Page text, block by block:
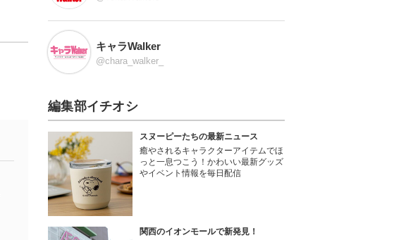
キャラWalker
@chara_walker_
編集部イチオシ
スヌーピーたちの最新ニュース
癒やされるキャラクターアイテムでほ
っと一息つこう！かわいい最新グッズ
やイベント情報を毎日配信
関西のイオンモールで新発見！